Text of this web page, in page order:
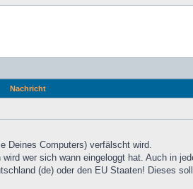
Nachricht
Deines Computers) verfälscht wird.
wer sich wann eingeloggt hat. Auch in
(de) oder den EU Staaten! Dieses